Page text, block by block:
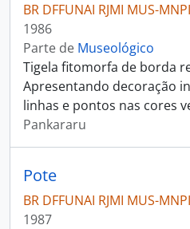
BR DFFUNAI RJMI MUS-
1986
Parte de Museológico
Tigela fitomorfa de borda
Apresentando decoração
linhas e pontos nas cores
Pankararu
Pote
BR DFFUNAI RJMI MUS-
1987